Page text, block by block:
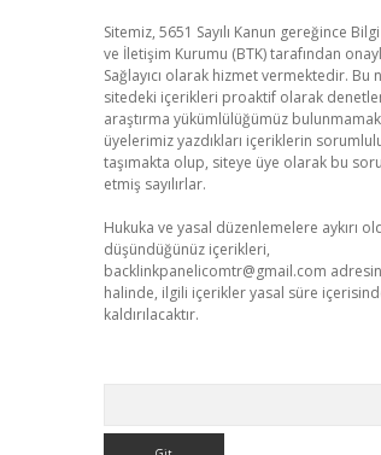
Sitemiz, 5651 Sayılı Kanun gereğince
ve İletişim Kurumu (BTK) tarafından
Sağlayıcı olarak hizmet vermektedir. Bu
sitedeki içerikleri proaktif olarak
araştırma yükümlülüğümüz
üyelerimiz yazdıkları içeriklerin
taşımakta olup, siteye üye olarak bu
etmiş sayılırlar.
Hukuka ve yasal düzenlemelere aykırı
düşündüğünüz içerikleri,
backlinkpanelicomtr@gmail.com
halinde, ilgili içerikler yasal süre
kaldırılacaktır.